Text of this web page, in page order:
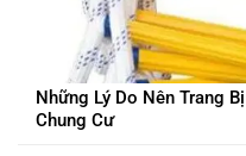
Những Lý Do Nên Trang
Chung Cư